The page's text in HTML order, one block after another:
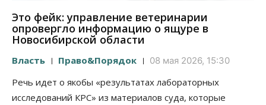
Это фейк: управление ветеринарии
опровергло информацию о ящуре в
Новосибирской области
Власть Право&Порядок 08 мая 2026, 15:30
Речь идет о якобы «результатах лабораторных
исследований КРС» из материалов суда, которые